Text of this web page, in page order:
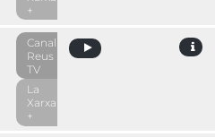
+
Canal
Reus
TV
La
Xarxa
+